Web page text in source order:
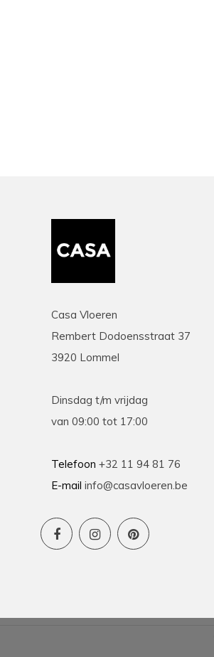
Casa Vloeren
Rembert Dodoensstraat 37
3920 Lommel
Dinsdag t/m vrijdag
van 09:00 tot 17:00
Telefoon +32 11 94 81 76
E-mail info@casavloeren.be